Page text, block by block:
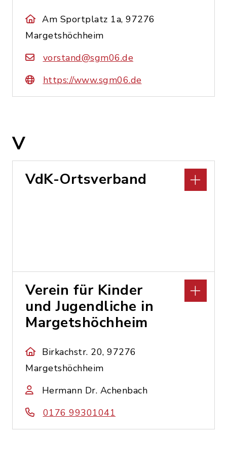
Am Sportplatz 1a, 97276
Margetshöchheim
vorstand@sgm06.de
https://www.sgm06.de
V
VdK-Ortsverband
Verein für Kinder
und Jugendliche in
Margetshöchheim
Birkachstr. 20, 97276
Margetshöchheim
Hermann Dr. Achenbach
0176 99301041